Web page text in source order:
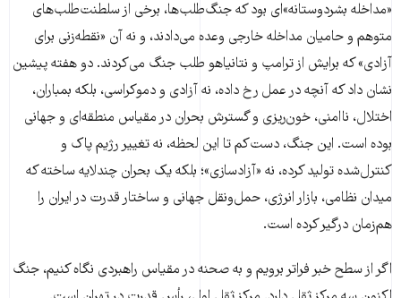
«مداخله بشردوستانه»ای بود که جنگ‌طلب‌ها، برخی از سلطنت‌طلب‌های
متوهم و حامیان مداخله خارجی وعده می‌دادند، و نه آن «نقطه‌زنی برای
آزادی» که برایش از ترامپ و نتانیاهو طلب جنگ می‌کردند. دو هفته پیشین
نشان داد که آنچه در عمل رخ داده، نه آزادی و دموکراسی، بلکه بمباران،
اختلال، ناامنی، خون‌ریزی و گسترش بحران در مقیاس منطقه‌ای و جهانی
بوده است. این جنگ، دست‌کم تا این لحظه، نه تغییر رژیم پاک و
کنترل‌شده تولید کرده، نه «آزادسازی»؛ بلکه یک بحران چندلایه ساخته که
میدان نظامی، بازار انرژی، حمل‌ونقل جهانی و ساختار قدرت در ایران را
هم‌زمان درگیر کرده است.
اگر از سطح خبر فراتر برویم و به صحنه در مقیاس راهبردی نگاه کنیم، جنگ